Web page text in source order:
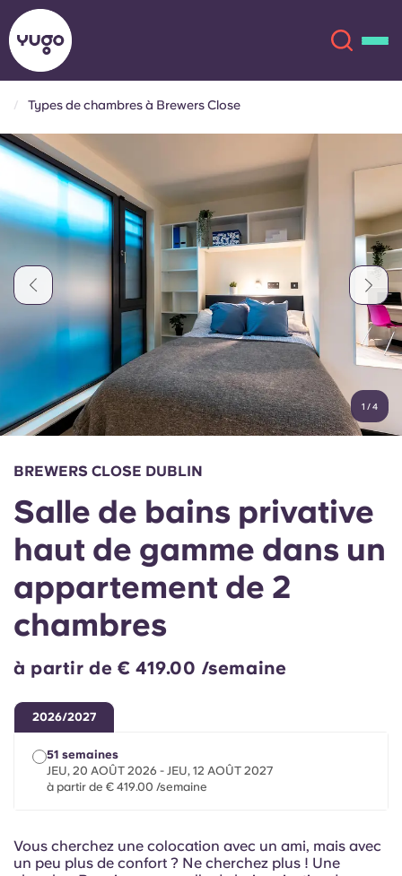
À propos
Lieux
Plus
Compte Langue
English (GB)
Chinese
Español
Deutsch
French
Sélectionnez un pays
Se connecter
Réservez maintenant
English (US)
Chinese Español
Deutsch
Italian French
Portuguese
Types de chambres à Brewers Close
1 /4
BREWERS CLOSE DUBLIN
Salle de bains privative
haut de gamme dans un
appartement de 2
chambres
à partir de € 419.00 /semaine
2026/2027
51 semaines
JEU, 20 AOÛT 2026 - JEU, 12 AOÛT 2027
à partir de € 419.00 /semaine
Vous cherchez une colocation avec un ami, mais avec
un peu plus de confort ? Ne cherchez plus ! Une